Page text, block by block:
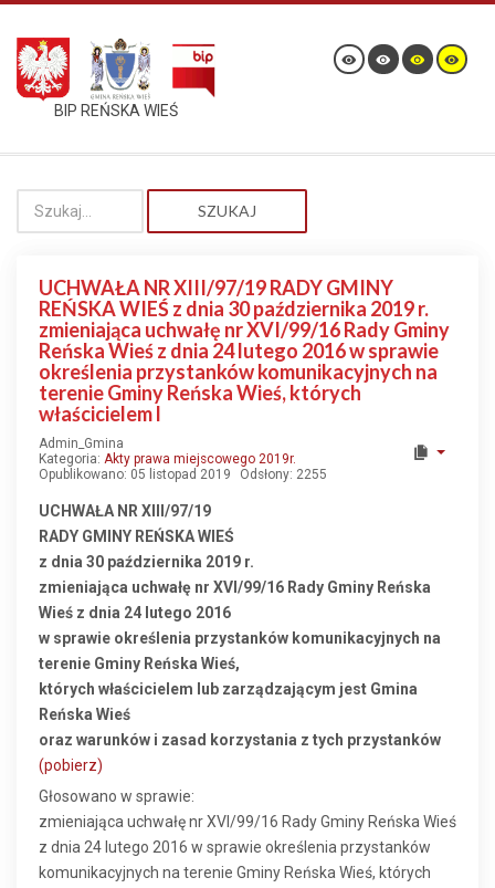
BIP REŃSKA WIEŚ
SZUKAJ
UCHWAŁA NR XIII/97/19 RADY GMINY
REŃSKA WIEŚ z dnia 30 października 2019 r.
zmieniająca uchwałę nr XVI/99/16 Rady Gminy
Reńska Wieś z dnia 24 lutego 2016 w sprawie
określenia przystanków komunikacyjnych na
terenie Gminy Reńska Wieś, których
właścicielem l
Admin_Gmina
Kategoria: Akty prawa miejscowego 2019r.
Opublikowano: 05 listopad 2019
Odsłony: 2255
UCHWAŁA NR XIII/97/19
RADY GMINY REŃSKA WIEŚ
z dnia 30 października 2019 r.
zmieniająca uchwałę nr XVI/99/16 Rady Gminy Reńska
Wieś z dnia 24 lutego 2016
w sprawie określenia przystanków komunikacyjnych na
terenie Gminy Reńska Wieś,
których właścicielem lub zarządzającym jest Gmina
Reńska Wieś
oraz warunków i zasad korzystania z tych przystanków
(pobierz)
Głosowano w sprawie:
zmieniająca uchwałę nr XVI/99/16 Rady Gminy Reńska Wieś
z dnia 24 lutego 2016 w sprawie określenia przystanków
komunikacyjnych na terenie Gminy Reńska Wieś, których